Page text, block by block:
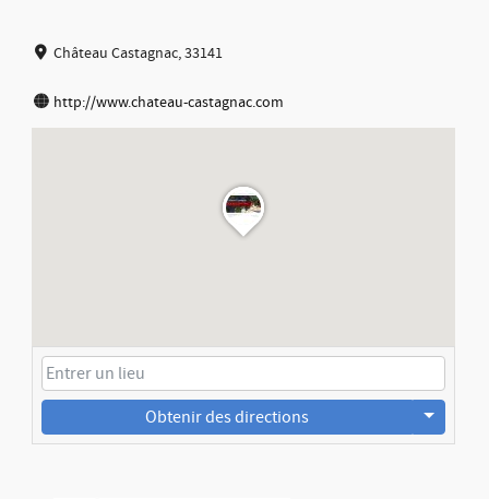
Château Castagnac, 33141
http://www.chateau-castagnac.com
Obtenir des directions